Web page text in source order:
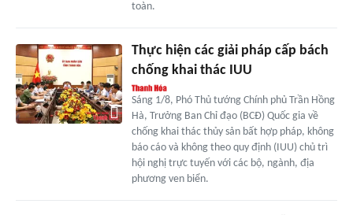
toàn.
Thực hiện các giải pháp cấp bách
chống khai thác IUU
Sáng 1/8, Phó Thủ tướng Chính phủ Trần Hồng
Hà, Trưởng Ban Chỉ đạo (BCĐ) Quốc gia về
chống khai thác thủy sản bất hợp pháp, không
báo cáo và không theo quy định (IUU) chủ trì
hội nghị trực tuyến với các bộ, ngành, địa
phương ven biển.